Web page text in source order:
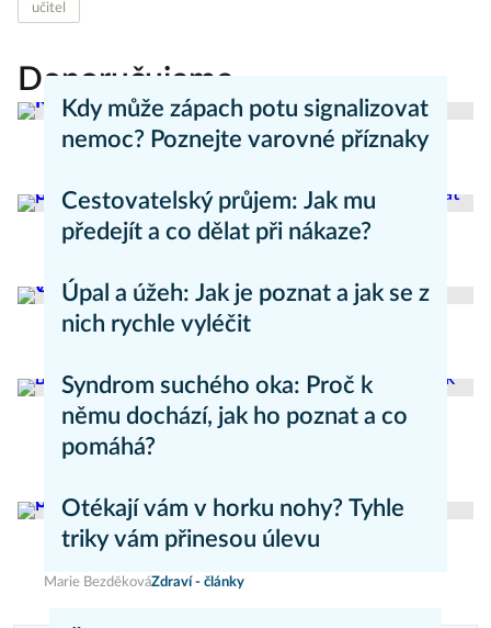
učitel
Doporučujeme
Kdy může zápach potu signalizovat
nemoc? Poznejte varovné příznaky
Cestovatelský průjem: Jak mu
předejít a co dělat při nákaze?
Aneta Valešová
Úpal a úžeh: Jak je poznat a jak se z
nich rychle vyléčit
Syndrom suchého oka: Proč k
němu dochází, jak ho poznat a co
pomáhá?
Otékají vám v horku nohy? Tyhle
triky vám přinesou úlevu
Marie BezděkováZdraví - články